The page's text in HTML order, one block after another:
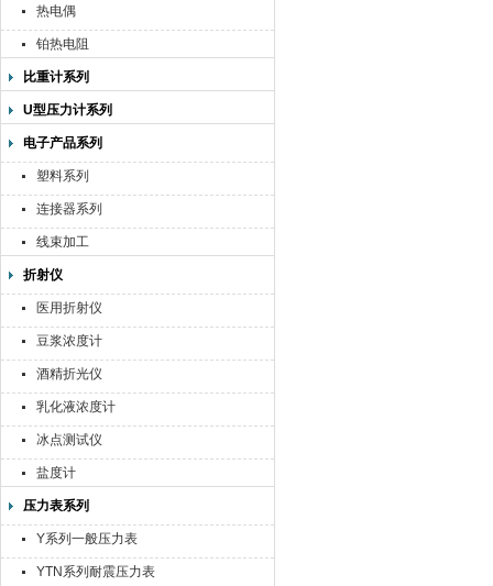
热电偶
铂热电阻
比重计系列
U型压力计系列
电子产品系列
塑料系列
连接器系列
线束加工
折射仪
医用折射仪
豆浆浓度计
酒精折光仪
乳化液浓度计
冰点测试仪
盐度计
压力表系列
Y系列一般压力表
YTN系列耐震压力表